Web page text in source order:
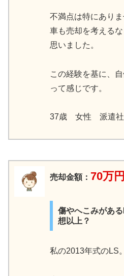
不満点は特にあり
車も売却を考える
思いました。
この経験を基に、
って感じです。
37歳 女性 派遣社
売却金額： 70万円
傷やへこみがあ
想以上？
私の2013年式のLS。